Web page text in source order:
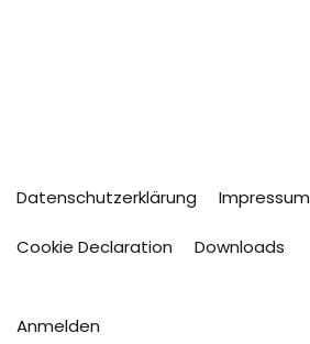
Datenschutzerklärung Impressum
Cookie Declaration Downloads
Anmelden